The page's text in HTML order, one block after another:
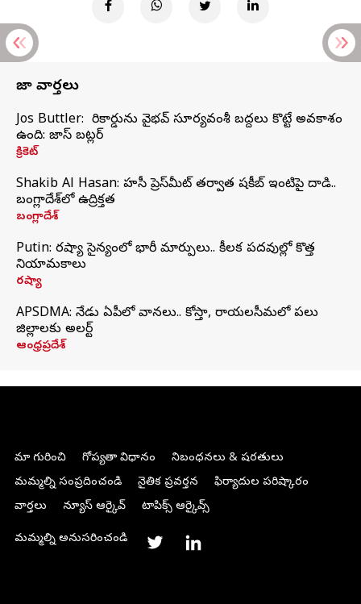
తాజా వార్తలు
Jos Buttler: నా రికార్డును వైభవ్ సూర్యవంశీ బద్దలు కొట్టే అవకాశం
ఉంది: జాస్ బట్లర్
క్రికెట్
Shakib Al Hasan: హసీనా ప్రెస్‌మీట్‌ తర్వాత షకీబ్‌ ఇంటిపై దాడి..
బంగ్లాదేశ్‌లో ఉద్రిక్తత
బంగ్లాదేశ్
Putin: రష్యా సైన్యంలో భారీ మార్పులు.. కీలక పదవుల్లో కొత్త
నియామకాలు
రష్యా
APSDMA: నేడు ఏపీలో వానలు.. కోస్తా, రాయలసీమలో పలు
జిల్లాలకు అలర్ట్
ఆంధ్రప్రదేశ్
మా గురించి గోప్యతా విధానం
నిబంధనలు & షరతులు
మమ్మల్ని సంప్రదించండి
నైతిక ప్రవర్తన
ఫిర్యాదుల పరిష్కారం
వార్తలు
న్యూస్ ఆర్కైవ్ టాపిక్స్ ఆర్కైవ్స్
మమ్మల్ని అనుసరించండి